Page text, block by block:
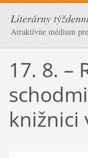
Literárny
Atraktívne médium
17. 8. –
knižnici